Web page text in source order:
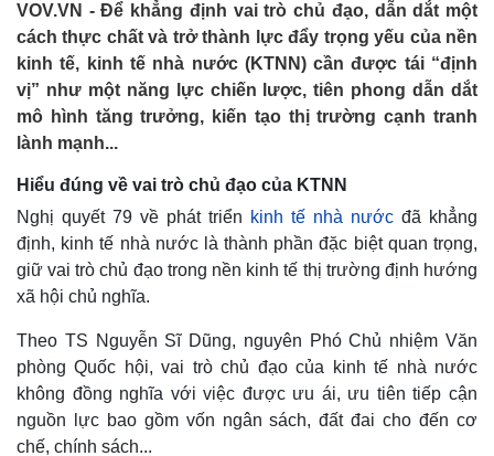
VOV.VN - Để khẳng định vai trò chủ đạo, dẫn dắt một
cách thực chất và trở thành lực đẩy trọng yếu của nền
kinh tế, kinh tế nhà nước (KTNN) cần được tái “định
vị” như một năng lực chiến lược, tiên phong dẫn dắt
mô hình tăng trưởng, kiến tạo thị trường cạnh tranh
lành mạnh...
Hiểu đúng về vai trò chủ đạo của KTNN
Nghị quyết 79 về phát triển kinh tế nhà nước đã khẳng
định, kinh tế nhà nước là thành phần đặc biệt quan trọng,
giữ vai trò chủ đạo trong nền kinh tế thị trường định hướng
xã hội chủ nghĩa.
Theo TS Nguyễn Sĩ Dũng, nguyên Phó Chủ nhiệm Văn
phòng Quốc hội, vai trò chủ đạo của kinh tế nhà nước
không đồng nghĩa với việc được ưu ái, ưu tiên tiếp cận
nguồn lực bao gồm vốn ngân sách, đất đai cho đến cơ
chế, chính sách...